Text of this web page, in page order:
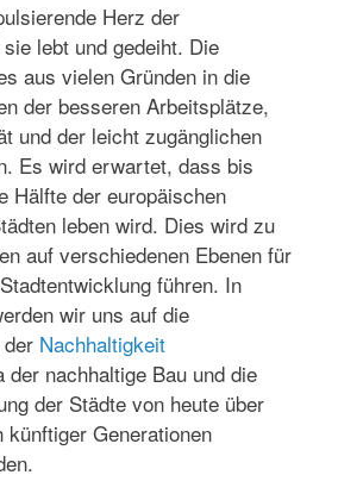
Herz der
lebt und gedeiht. Die
aus vielen Gründen in die
der besseren Arbeitsplätze,
und der leicht zugänglichen
Es wird erwartet, dass bis
Hälfte der europäischen
leben wird. Dies wird zu
auf verschiedenen Ebenen für
führen. In
wir uns auf die
Nachhaltigkeit
der nachhaltige Bau und die
der Städte von heute über
künftiger Generationen